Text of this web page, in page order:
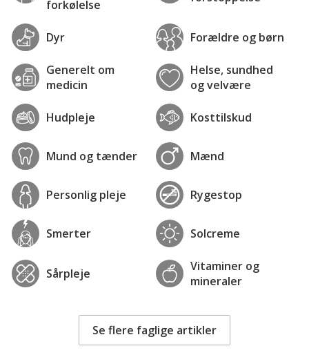
forkølelse
Dyr Forældre og børn
Generelt om
medicin
Helse, sundhed
og velvære
Hudpleje Kosttilskud
Mund og tænder Mænd
Personlig pleje Rygestop
Smerter Solcreme
Sårpleje
Vitaminer og
mineraler
Se flere faglige artikler